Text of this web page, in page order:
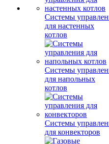
Системы
для настенных
котлов
Системы
для напольных
котлов
Системы
для конвекторов